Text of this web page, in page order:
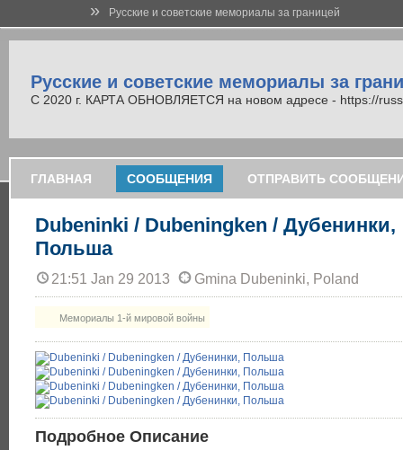
» Русские и советские мемориалы за границей
Русские и советские мемориалы за
С 2020 г. КАРТА ОБНОВЛЯЕТСЯ на новом адресе - https://
ГЛАВНАЯ СООБЩЕНИЯ ОТПРАВИТЬ
Dubeninki / Dubeningken / Дубенинки,
Польша
21:51 Jan 29 2013 Gmina Dubeninki, Poland
Мемориалы 1-й мировой войны
Подробное Описание